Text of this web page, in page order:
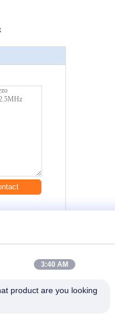
klank voor
voor
Hoge
3:40 AM
product are you looking